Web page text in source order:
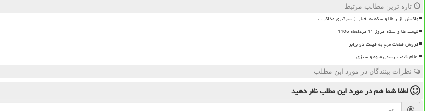
تازه ترین مطالب مرتبط
واکنش بازار طلا و سکه به اخبار از سرگیری مذاکرات
قیمت طلا و سکه امروز 11 مردادماه 1405
فروش قطعات مرغ به قیمت دو برابر
اعلام قیمت رسمی میوه و سبزی
نظرات بینندگان در مورد این مطلب
لطفا شما همدر مورد این مطلبنظر دهید